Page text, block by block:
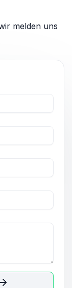
melden uns